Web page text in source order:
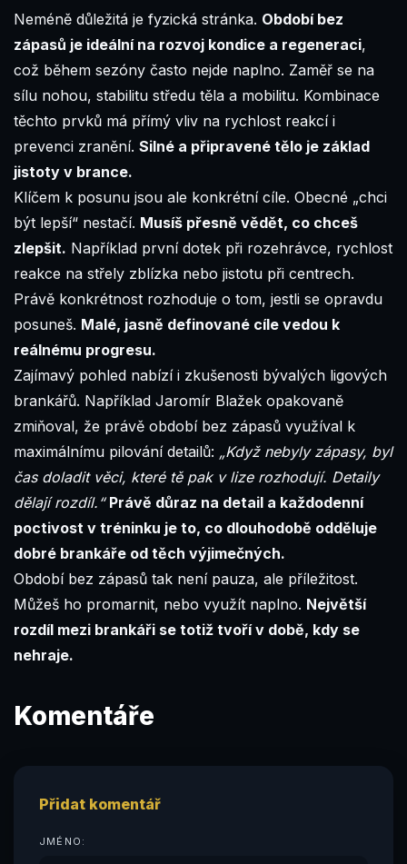
Neméně důležitá je fyzická stránka. Období bez
zápasů je ideální na rozvoj kondice a regeneraci,
což během sezóny často nejde naplno. Zaměř se na
sílu nohou, stabilitu středu těla a mobilitu. Kombinace
těchto prvků má přímý vliv na rychlost reakcí i
prevenci zranění. Silné a připravené tělo je základ
jistoty v brance.
Klíčem k posunu jsou ale konkrétní cíle. Obecné „chci
být lepší“ nestačí. Musíš přesně vědět, co chceš
zlepšit. Například první dotek při rozehrávce, rychlost
reakce na střely zblízka nebo jistotu při centrech.
Právě konkrétnost rozhoduje o tom, jestli se opravdu
posuneš. Malé, jasně definované cíle vedou k
reálnému progresu.
Zajímavý pohled nabízí i zkušenosti bývalých ligových
brankářů. Například Jaromír Blažek opakovaně
zmiňoval, že právě období bez zápasů využíval k
maximálnímu pilování detailů: „Když nebyly zápasy, byl
čas doladit věci, které tě pak v lize rozhodují. Detaily
dělají rozdíl.“ Právě důraz na detail a každodenní
poctivost v tréninku je to, co dlouhodobě odděluje
dobré brankáře od těch výjimečných.
Období bez zápasů tak není pauza, ale příležitost.
Můžeš ho promarnit, nebo využít naplno. Největší
rozdíl mezi brankáři se totiž tvoří v době, kdy se
nehraje.
Komentáře
Přidat komentář
JMÉNO: